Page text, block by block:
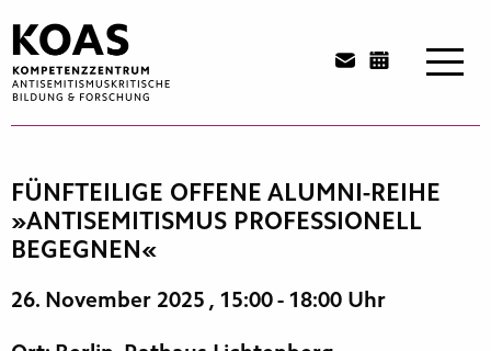
Inhalt
springen
FÜNFTEILIGE OFFENE ALUMNI-REIHE
»ANTISEMITISMUS PROFESSIONELL
BEGEGNEN«
26. November 2025 , 15:00 - 18:00 Uhr